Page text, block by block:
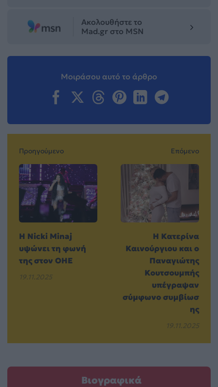
Ακολουθήστε το
Mad.gr στο MSN
Μοιράσου αυτό το άρθρο
Προηγούμενο
Η Nicki Minaj
υψώνει τη φωνή
της στον ΟΗΕ
19.11.2025
Επόμενο
Η Κατερίνα
Καινούργιου και ο
Παναγιώτης
Κουτσουμπής
υπέγραψαν
σύμφωνο συμβίωσ
ης
19.11.2025
Βιογραφικά